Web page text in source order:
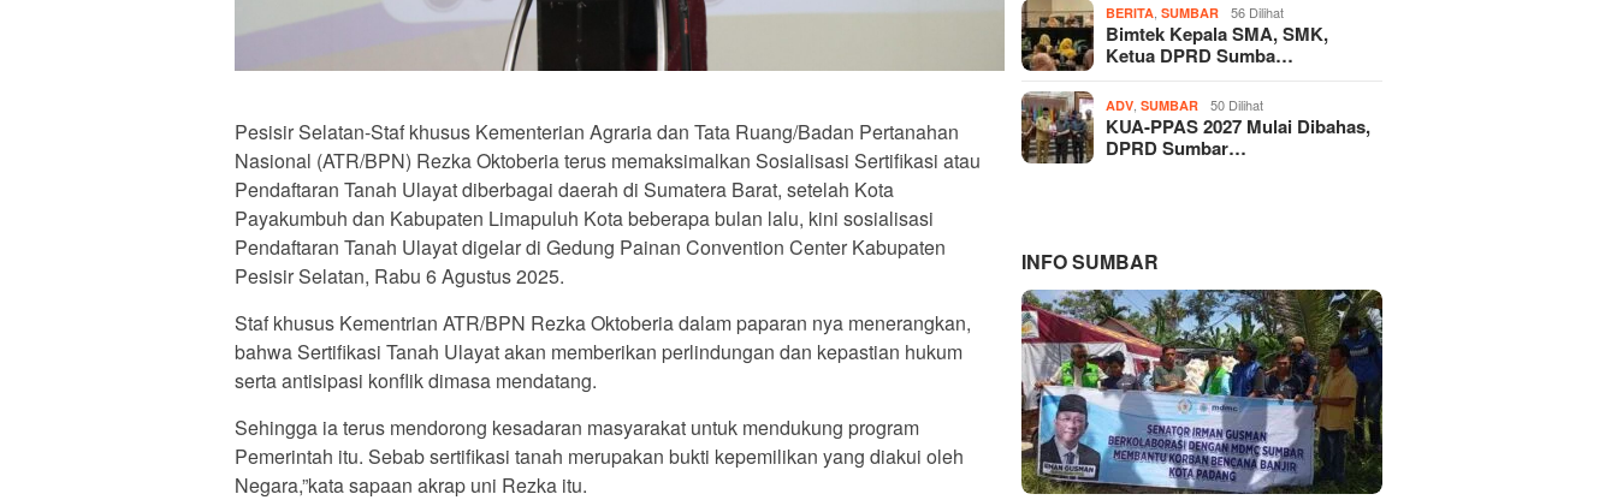
Pesisir Selatan-Staf khusus Kementerian Agraria dan Tata Ruang/Badan Pertanahan
Nasional (ATR/BPN) Rezka Oktoberia terus memaksimalkan Sosialisasi Sertifikasi atau
Pendaftaran Tanah Ulayat diberbagai daerah di Sumatera Barat, setelah Kota
Payakumbuh dan Kabupaten Limapuluh Kota beberapa bulan lalu, kini sosialisasi
Pendaftaran Tanah Ulayat digelar di Gedung Painan Convention Center Kabupaten
Pesisir Selatan, Rabu 6 Agustus 2025.
Staf khusus Kementrian ATR/BPN Rezka Oktoberia dalam paparan nya menerangkan,
bahwa Sertifikasi Tanah Ulayat akan memberikan perlindungan dan kepastian hukum
serta antisipasi konflik dimasa mendatang.
Sehingga ia terus mendorong kesadaran masyarakat untuk mendukung program
Pemerintah itu. Sebab sertifikasi tanah merupakan bukti kepemilikan yang diakui oleh
Negara,”kata sapaan akrap uni Rezka itu.
BERITA ,SUMBAR 56 Dilihat
Bimtek Kepala SMA, SMK,
Ketua DPRD Sumba…
ADV ,SUMBAR 50 Dilihat
KUA-PPAS 2027 Mulai Dibahas,
DPRD Sumbar…
INFO SUMBAR